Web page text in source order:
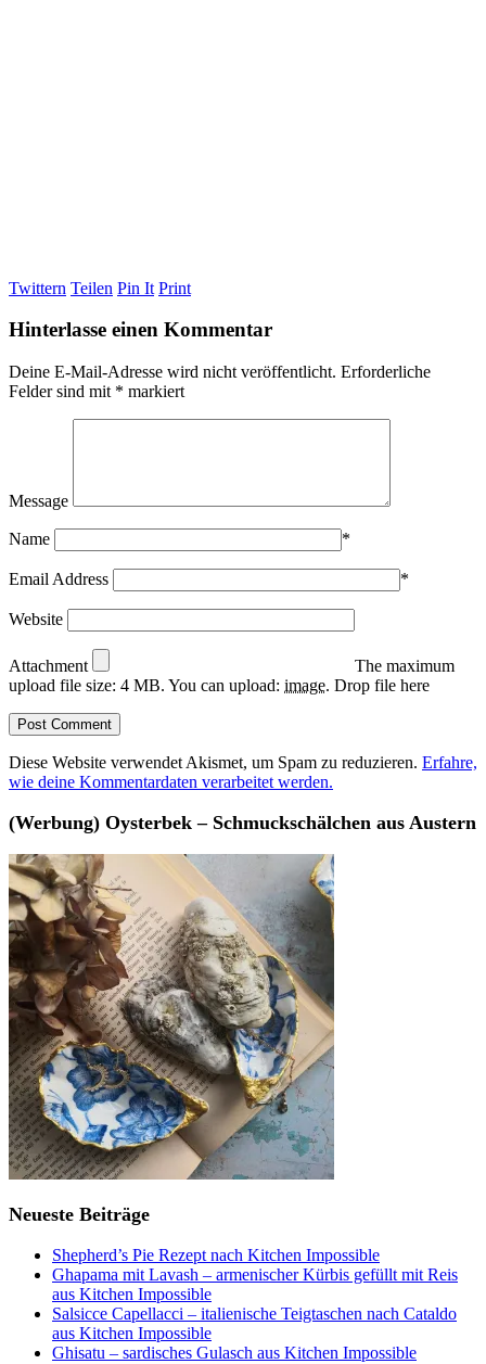
Twittern Teilen Pin It Print
Hinterlasse einen Kommentar
Deine E-Mail-Adresse wird nicht veröffentlicht. Erforderliche
Felder sind mit * markiert
Message
Name *
Email Address *
Website
Attachment
The maximum
upload file size: 4 MB. You can upload: image. Drop file here
Diese Website verwendet Akismet, um Spam zu reduzieren. Erfahre,
wie deine Kommentardaten verarbeitet werden.
(Werbung) Oysterbek – Schmuckschälchen aus Austern
Neueste Beiträge
Shepherd’s Pie Rezept nach Kitchen Impossible
Ghapama mit Lavash – armenischer Kürbis gefüllt mit Reis
aus Kitchen Impossible
Salsicce Capellacci – italienische Teigtaschen nach Cataldo
aus Kitchen Impossible
Ghisatu – sardisches Gulasch aus Kitchen Impossible